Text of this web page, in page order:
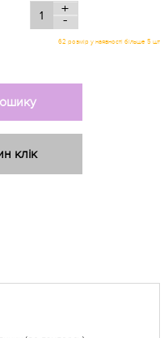
+
-
клік